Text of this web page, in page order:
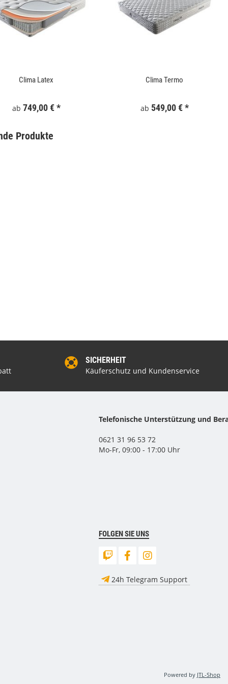
Clima Latex
ab 749,00 € *
Clima Termo
ab 549,00 € *
Produkte
SICHERHEIT
Käuferschutz und Kundenservice
Telefonische Unterstützung und
0621 31 96 53 72
Mo-Fr, 09:00 - 17:00 Uhr
FOLGEN SIE UNS
24h Telegram Support
Powered by JTL-Shop